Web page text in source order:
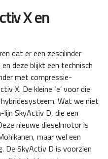
X en
dat er een zescilinder
deze blijkt een technisch
met compressie-
X. De kleine ‘e’ voor die
Wat we niet
SkyActiv D, die een
nieuwe dieselmotor is
maar wel een
De SkyActiv D is voorzien